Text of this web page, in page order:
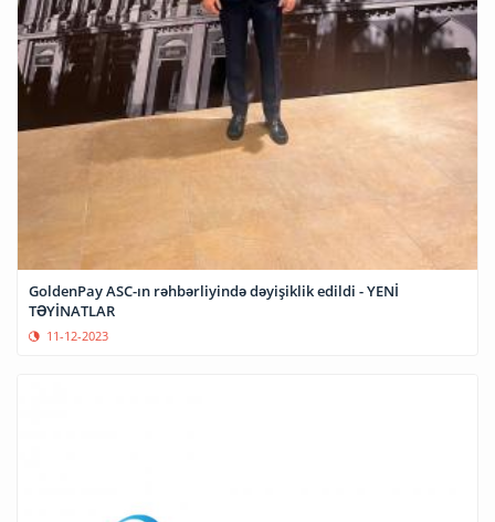
GoldenPay ASC-ın rəhbərliyində dəyişiklik edildi - YENİ
TƏYİNATLAR
11-12-2023